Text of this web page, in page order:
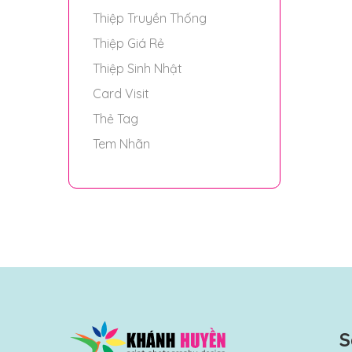
Thiệp Truyền Thống
Thiệp Giá Rẻ
Thiệp Sinh Nhật
Card Visit
Thẻ Tag
Tem Nhãn